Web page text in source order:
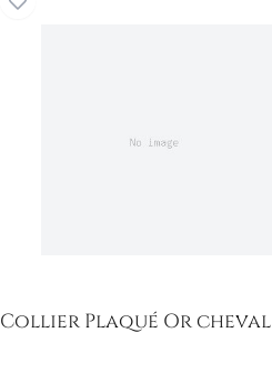
Collier Plaqué Or cheval